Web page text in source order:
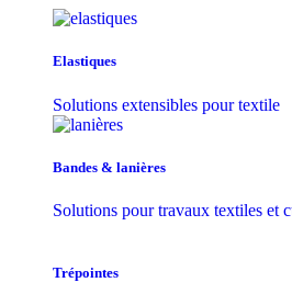
Elastiques
Solutions extensibles pour textile
Bandes & lanières
Solutions pour travaux textiles et
Trépointes